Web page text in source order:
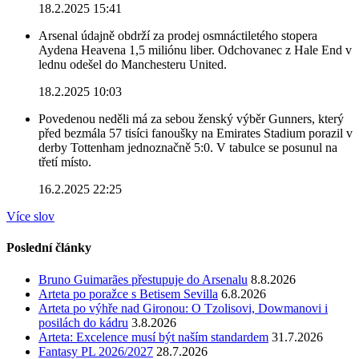
18.2.2025 15:41
Arsenal údajně obdrží za prodej osmnáctiletého stopera
Aydena Heavena 1,5 miliónu liber. Odchovanec z Hale End v
lednu odešel do Manchesteru United.
18.2.2025 10:03
Povedenou neděli má za sebou ženský výběr Gunners, který
před bezmála 57 tisíci fanoušky na Emirates Stadium porazil v
derby Tottenham jednoznačně 5:0. V tabulce se posunul na
třetí místo.
16.2.2025 22:25
Více slov
Poslední články
Bruno Guimarães přestupuje do Arsenalu 8.8.2026
Arteta po poražce s Betisem Sevilla 6.8.2026
Arteta po výhře nad Gironou: O Tzolisovi, Dowmanovi i
posilách do kádru 3.8.2026
Arteta: Excelence musí být naším standardem 31.7.2026
Fantasy PL 2026/2027 28.7.2026